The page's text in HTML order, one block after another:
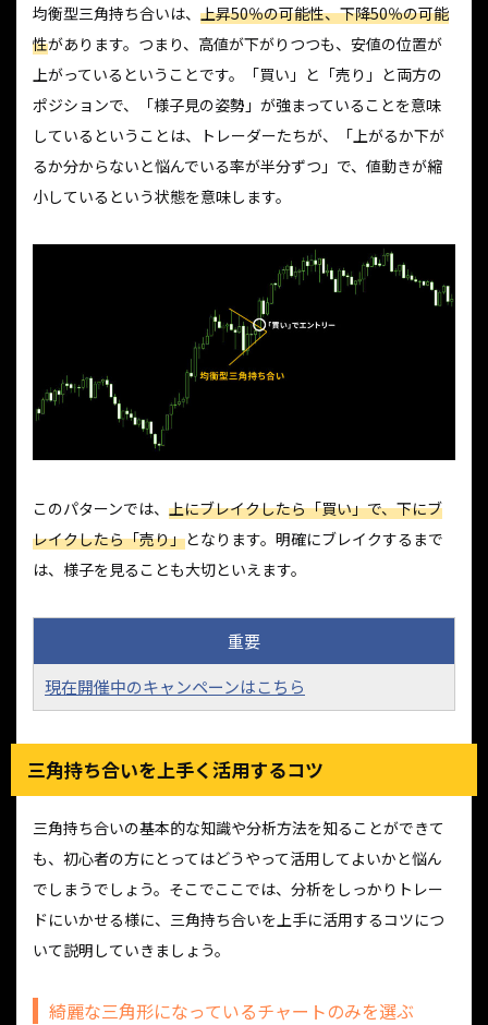
均衡型三角持ち合いは、 上昇50％の可能性、下降50％の可能
性があります。つまり、高値が下がりつつも、安値の位置が
上がっているということです。「買い」と「売り」と両方の
ポジションで、「様子見の姿勢」が強まっていることを意味
しているということは、トレーダーたちが、「上がるか下が
るか分からないと悩んでいる率が半分ずつ」で、値動きが縮
小しているという状態を意味します。
このパターンでは、 上にブレイクしたら「買い」で、下にブ
レイクしたら「売り」となります。明確にブレイクするまで
は、様子を見ることも大切といえます。
重要
現在開催中のキャンペーンはこちら
三角持ち合いを上手く活用するコツ
三角持ち合いの基本的な知識や分析方法を知ることができて
も、初心者の方にとってはどうやって活用してよいかと悩ん
でしまうでしょう。そこでここでは、分析をしっかりトレー
ドにいかせる様に、三角持ち合いを上手に活用するコツにつ
いて説明していきましょう。
綺麗な三角形になっているチャートのみを選ぶ